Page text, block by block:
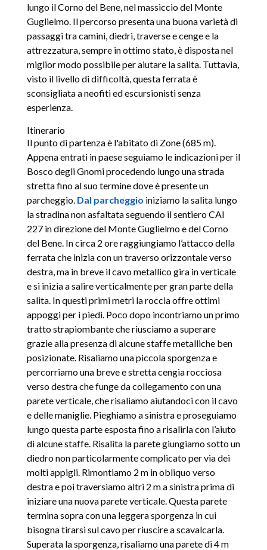
lungo il Corno del Bene, nel massiccio del Monte
Guglielmo. Il percorso presenta una buona varietà di
passaggi tra camini, diedri, traverse e cenge e la
attrezzatura, sempre in ottimo stato, è disposta nel
miglior modo possibile per aiutare la salita. Tuttavia,
visto il livello di difficoltà, questa ferrata è
sconsigliata a neofiti ed escursionisti senza
esperienza.
Itinerario
Il punto di partenza è l'abitato di Zone (685 m).
Appena entrati in paese seguiamo le indicazioni per il
Bosco degli Gnomi procedendo lungo una strada
stretta fino al suo termine dove è presente un
parcheggio. Dal parcheggio iniziamo la salita lungo
la stradina non asfaltata seguendo il sentiero CAI
227 in direzione del Monte Guglielmo e del Corno
del Bene. In circa 2 ore raggiungiamo l’attacco della
ferrata che inizia con un traverso orizzontale verso
destra, ma in breve il cavo metallico gira in verticale
e si inizia a salire verticalmente per gran parte della
salita. In questi primi metri la roccia offre ottimi
appoggi per i piedi. Poco dopo incontriamo un primo
tratto strapiombante che riusciamo a superare
grazie alla presenza di alcune staffe metalliche ben
posizionate. Risaliamo una piccola sporgenza e
percorriamo una breve e stretta cengia rocciosa
verso destra che funge da collegamento con una
parete verticale, che risaliamo aiutandoci con il cavo
e delle maniglie. Pieghiamo a sinistra e proseguiamo
lungo questa parte esposta fino a risalirla con l’aiuto
di alcune staffe. Risalita la parete giungiamo sotto un
diedro non particolarmente complicato per via dei
molti appigli. Rimontiamo 2 m in obliquo verso
destra e poi traversiamo altri 2 m a sinistra prima di
iniziare una nuova parete verticale. Questa parete
termina sopra con una leggera sporgenza in cui
bisogna tirarsi sul cavo per riuscire a scavalcarla.
Superata la sporgenza, risaliamo una parete di 4 m